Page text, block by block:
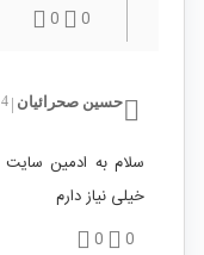
0
0
حسین صحرائیان 4 سال پیش
خیلی نیاز دارم
0
0